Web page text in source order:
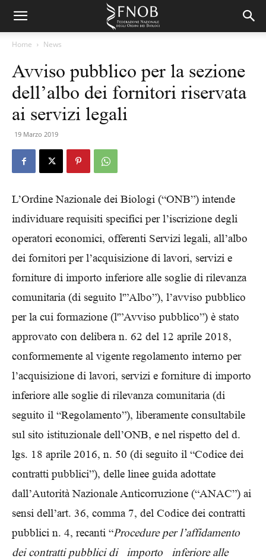
Home News
Avviso pubblico per la sezione
dell’albo dei fornitori riservata
ai servizi legali
19 Marzo 2019
L’Ordine Nazionale dei Biologi (“ONB”) intende
individuare requisiti specifici per l’iscrizione degli
operatori economici, offerenti Servizi legali, all’albo
dei fornitori per l’acquisizione di lavori, servizi e
forniture di importo inferiore alle soglie di rilevanza
comunitaria (di seguito l'”Albo”), l’avviso pubblico
per la cui formazione (l'”Avviso pubblico”) è stato
approvato con delibera n. 62 del 12 aprile 2018,
conformemente al vigente regolamento interno per
l’acquisizione di lavori, servizi e forniture di importo
inferiore alle soglie di rilevanza comunitaria (di
seguito il “Regolamento”), liberamente consultabile
sul sito istituzionale dell’ONB, e nel rispetto del d.
lgs. 18 aprile 2016, n. 50 (di seguito il “Codice dei
contratti pubblici”), delle linee guida adottate
dall’Autorità Nazionale Anticorruzione (“ANAC”) ai
sensi dell’art. 36, comma 7, del Codice dei contratti
pubblici n. 4, recanti “Procedure per l’affidamento
dei contratti pubblici di importo inferiore alle